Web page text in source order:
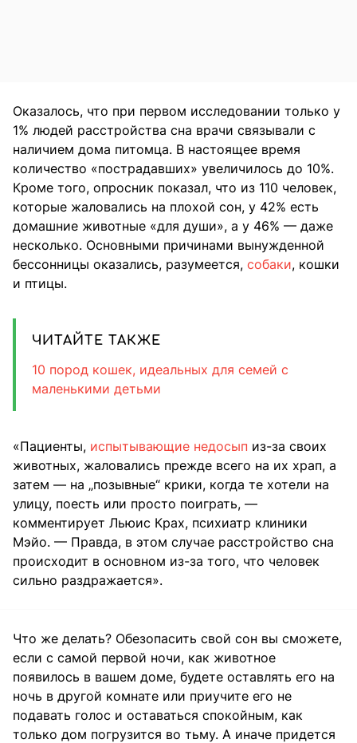
Оказалось, что при первом исследовании только у
1% людей расстройства сна врачи связывали с
наличием дома питомца. В настоящее время
количество «пострадавших» увеличилось до 10%.
Кроме того, опросник показал, что из 110 человек,
которые жаловались на плохой сон, у 42% есть
домашние животные «для души», а у 46% — даже
несколько. Основными причинами вынужденной
бессонницы оказались, разумеется, собаки, кошки
и птицы.
ЧИТАЙТЕ ТАКЖЕ
10 пород кошек, идеальных для семей с
маленькими детьми
«Пациенты, испытывающие недосып из-за своих
животных, жаловались прежде всего на их храп, а
затем — на „позывные“ крики, когда те хотели на
улицу, поесть или просто поиграть, —
комментирует Льюис Крах, психиатр клиники
Мэйо. — Правда, в этом случае расстройство сна
происходит в основном из-за того, что человек
сильно раздражается».
Что же делать? Обезопасить свой сон вы сможете,
если с самой первой ночи, как животное
появилось в вашем доме, будете оставлять его на
ночь в другой комнате или приучите его не
подавать голос и оставаться спокойным, как
только дом погрузится во тьму. А иначе придется